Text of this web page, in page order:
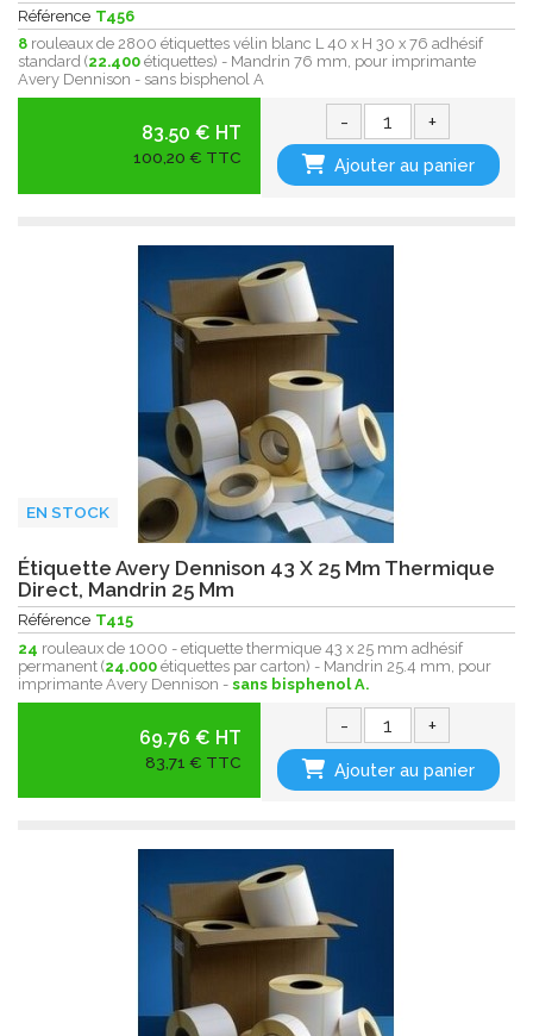
Référence T456
8 rouleaux de 2800 étiquettes vélin blanc L 40 x H 30 x 76 adhésif
standard (22.400 étiquettes) - Mandrin 76 mm, pour imprimante
Avery Dennison - sans bisphenol A
83.50 € HT
100,20 € TTC
- +
Ajouter au panier
EN STOCK
Étiquette Avery Dennison 43 X 25 Mm Thermique
Direct, Mandrin 25 Mm
Référence T415
24 rouleaux de 1000 - etiquette thermique 43 x 25 mm adhésif
permanent (24.000 étiquettes par carton) - Mandrin 25.4 mm, pour
imprimante Avery Dennison - sans bisphenol A.
69.76 € HT
83,71 € TTC
- +
Ajouter au panier